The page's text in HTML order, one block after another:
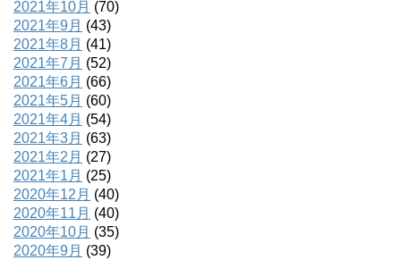
2021年10月 (70)
2021年9月 (43)
2021年8月 (41)
2021年7月 (52)
2021年6月 (66)
2021年5月 (60)
2021年4月 (54)
2021年3月 (63)
2021年2月 (27)
2021年1月 (25)
2020年12月 (40)
2020年11月 (40)
2020年10月 (35)
2020年9月 (39)